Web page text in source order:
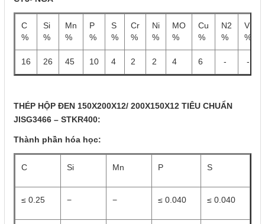
C
%
Si
%
Mn
%
P
%
S
%
Cr
%
Ni
%
MO
%
Cu
%
N2
%
V
%
16 26 45 10 4 2 2 4 6 - -
THÉP HỘP ĐEN 150X200X12/ 200X150X12 TIÊU CHUẨN
JISG3466 – STKR400:
Thành phần hóa học:
C Si Mn P S
≤ 0.25 − − ≤ 0.040 ≤ 0.040